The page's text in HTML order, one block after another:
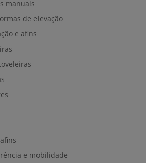
manuais
de elevação
e afins
e mobilidade